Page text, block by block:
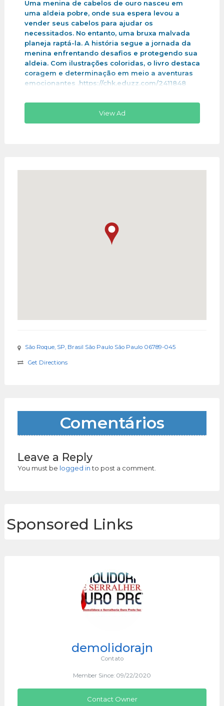
Uma menina de cabelos de ouro nasceu em
uma aldeia pobre, onde sua espera levou a
vender seus cabelos para ajudar os
necessitados. No entanto, uma bruxa malvada
planeja raptá-la. A história segue a jornada da
menina enfrentando desafios e protegendo sua
aldeia. Com ilustrações coloridas, o livro destaca
coragem e determinação em meio a aventuras
emocionantes .https://chk.eduzz.com/2411848
View Ad
São Roque, SP, Brasil São Paulo São Paulo 06789-045
Get Directions
Comentários
Leave a Reply
You must be logged into post a comment.
Sponsored Links
demolidorajn
Contato
Member Since: 09/22/2020
Contact Owner